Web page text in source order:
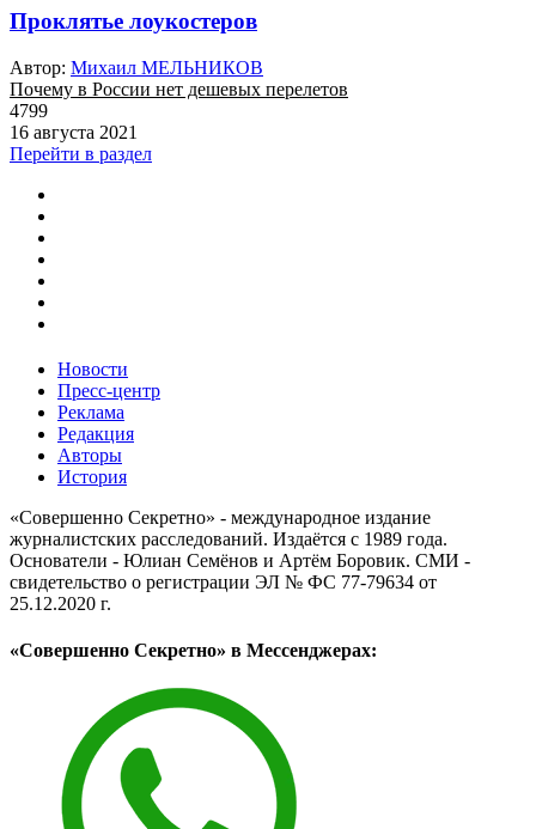
Проклятье лоукостеров
Автор: Михаил МЕЛЬНИКОВ
Почему в России нет дешевых перелетов
4799
16 августа 2021
Перейти в раздел
Новости
Пресс-центр
Реклама
Редакция
Авторы
История
«Совершенно Секретно» - международное издание
журналистских расследований. Издаётся с 1989 года.
Основатели - Юлиан Семёнов и Артём Боровик. CМИ -
свидетельство о регистрации ЭЛ № ФС 77-79634 от
25.12.2020 г.
«Совершенно Секретно» в Мессенджерах: